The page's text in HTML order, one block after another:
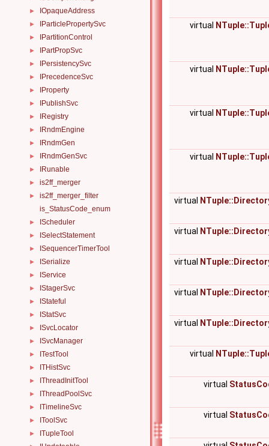
► IOpaqueAddress
► IParticlePropertySvc
► IPartitionControl
► IPartPropSvc
► IPersistencySvc
► IPrecedenceSvc
► IProperty
► IPublishSvc
► IRegistry
► IRndmEngine
► IRndmGen
► IRndmGenSvc
► IRunable
► is2ff_merger
►
is2ff_merger_filter
is_StatusCode_enum
► IScheduler
► ISelectStatement
► ISequencerTimerTool
► ISerialize
► IService
► IStagerSvc
► IStateful
► IStatSvc
► ISvcLocator
► ISvcManager
► ITestTool
► ITHistSvc
► IThreadInitTool
► IThreadPoolSvc
► ITimelineSvc
► IToolSvc
► ITupleTool
virtual
virtual
virtual
virtual
virtual
virtual
virtual
virtual
virtual
virtual
virtual
virtual